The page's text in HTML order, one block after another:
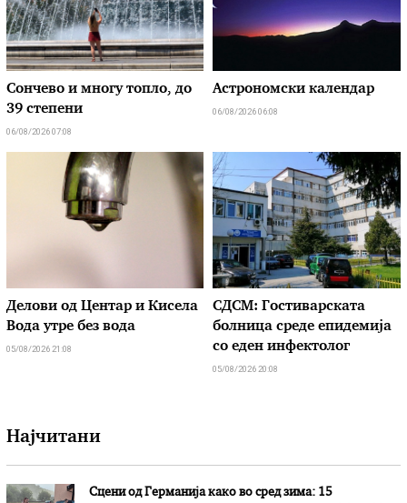
Сончево и многу топло, до
39 степени
06/08/2026 07:08
Астрономски календар
06/08/2026 06:08
Делови од Центар и Кисела
Вода утре без вода
05/08/2026 21:08
СДСМ: Гостиварската
болница среде епидемија
со еден инфектолог
05/08/2026 20:08
Најчитани
Сцени од Германија како во сред зима: 15